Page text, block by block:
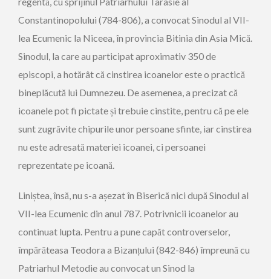
Constantinopolului (784-806), a convocat Sinodul al VII-
lea Ecumenic la Niceea, în provincia Bitinia din Asia Mică.
Sinodul, la care au participat aproximativ 350 de
episcopi, a hotărât că cinstirea icoanelor este o practică
bineplăcută lui Dumnezeu. De asemenea, a precizat că
icoanele pot fi pictate și trebuie cinstite, pentru că pe ele
sunt zugrăvite chipurile unor persoane sfinte, iar cinstirea
nu este adresată materiei icoanei, ci persoanei
reprezentate pe icoană.
Liniștea, însă, nu s-a așezat în Biserică nici după Sinodul al
VII-lea Ecumenic din anul 787. Potrivnicii icoanelor au
continuat lupta. Pentru a pune capăt controverselor,
împărăteasa Teodora a Bizanțului (842-846) împreună cu
Patriarhul Metodie au convocat un Sinod la